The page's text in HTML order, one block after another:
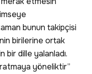
bunun takipçisi
birilerine ortak
bir dille yalanladı.
yöneliktir”